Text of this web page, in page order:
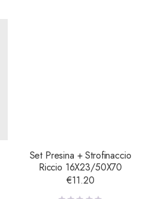
Set Presina + Strofinaccio
Riccio 16X23/50X70
€11.20